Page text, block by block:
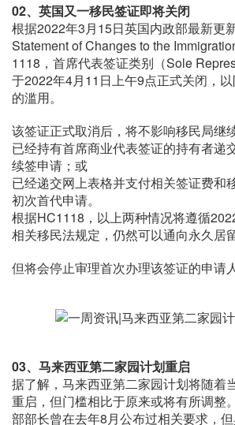
02、英国又一移民签证即将关闭
根据2022年3月15日英国内政部最新更
Statement of Changes to the
1118，首席代表签证类别（Sole
于2022年4月11日上午9点正式关闭，
的滥用。
该签证正式取消后，将不影响移民局继
已经持有首席商业代表签证的持有者递
续签申请；或
已经递交网上表格并支付相关签证费和
初次首代申请。
根据HC1118，以上两种情况将遵循
相关移民法规定，仍然可以通向永久居
但将会停止审理首次办理该签证的申请
03、马来西亚第二家园计划重启
据了解，马来西亚第二家园计划将随着
重启，但门槛相比于原来或将有所调整
部部长曾在去年8月公布过相关要求，但